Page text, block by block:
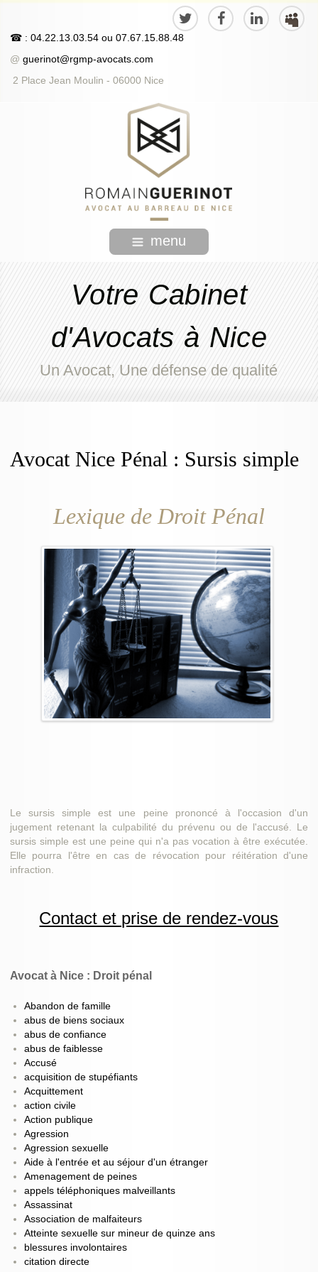
☎ : 04.22.13.03.54 ou 07.67.15.88.48
@ guerinot@rgmp-avocats.com
2 Place Jean Moulin - 06000 Nice
menu
Votre Cabinet
d'Avocats à Nice
Un Avocat, Une défense de qualité
Avocat Nice Pénal : Sursis simple
Lexique de Droit Pénal
Le sursis simple est une peine prononcé à l'occasion d'un
jugement retenant la culpabilité du prévenu ou de l'accusé. Le
sursis simple est une peine qui n'a pas vocation à être exécutée.
Elle pourra l'être en cas de révocation pour réitération d'une
infraction.
Contact et prise de rendez-vous
Avocat à Nice : Droit pénal
Abandon de famille
abus de biens sociaux
abus de confiance
abus de faiblesse
Accusé
acquisition de stupéfiants
Acquittement
action civile
Action publique
Agression
Agression sexuelle
Aide à l'entrée et au séjour d'un étranger
Amenagement de peines
appels téléphoniques malveillants
Assassinat
Association de malfaiteurs
Atteinte sexuelle sur mineur de quinze ans
blessures involontaires
citation directe